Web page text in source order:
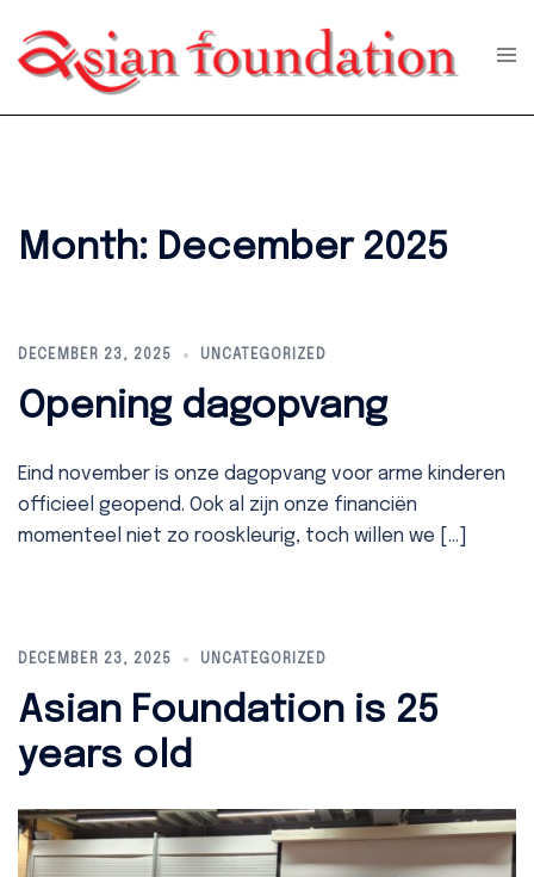
content
Month: December 2025
DECEMBER 23, 2025 UNCATEGORIZED
Opening dagopvang
Eind november is onze dagopvang voor arme kinderen
officieel geopend. Ook al zijn onze financiën
momenteel niet zo rooskleurig, toch willen we […]
DECEMBER 23, 2025 UNCATEGORIZED
Asian Foundation is 25
years old